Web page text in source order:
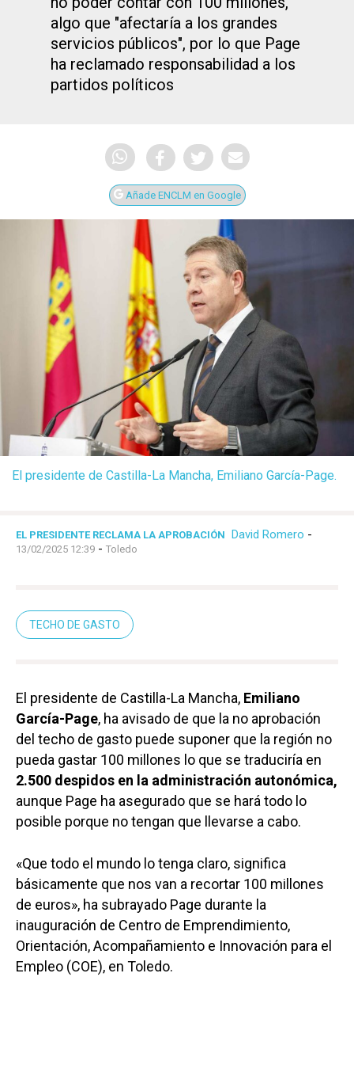
algo que "afectaría a los grandes
servicios públicos", por lo que Page
ha reclamado responsabilidad a los
partidos políticos
Añade ENCLM en Google
El presidente de Castilla-La Mancha, Emiliano García-Page.
EL PRESIDENTE RECLAMA LA APROBACIÓN David Romero -
13/02/2025 12:39 - Toledo
TECHO DE GASTO
El presidente de Castilla-La Mancha, Emiliano
García-Page, ha avisado de que la no aprobación
del techo de gasto puede suponer que la región no
pueda gastar 100 millones lo que se traduciría en
2.500 despidos en la administración autonómica,
aunque Page ha asegurado que se hará todo lo
posible porque no tengan que llevarse a cabo.
«Que todo el mundo lo tenga claro, significa
básicamente que nos van a recortar 100 millones
de euros», ha subrayado Page durante la
inauguración de Centro de Emprendimiento,
Orientación, Acompañamiento e Innovación para el
Empleo (COE), en Toledo.